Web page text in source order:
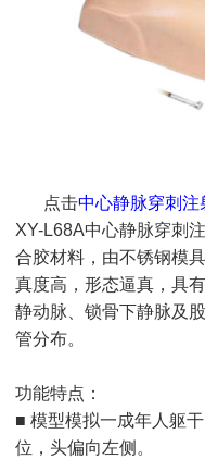
点击中心静脉穿刺注
XY-L68A中心静脉穿刺
合胶材料，由不锈钢模
真度高，形态逼真，具
静动脉、锁骨下静脉及
管分布。
功能特点：
■ 模型模拟一成年人躯
位，头偏向左侧。